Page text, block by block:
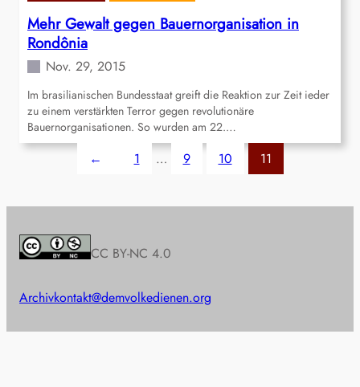
Mehr Gewalt gegen Bauernorganisation in
Rondônia
Nov. 29, 2015
Im brasilianischen Bundesstaat greift die Reaktion zur Zeit ieder
zu einem verstärkten Terror gegen revolutionäre
Bauernorganisationen. So wurden am 22.…
← 1 … 9 10 11
CC BY-NC 4.0
Archivkontakt@demvolkedienen.org